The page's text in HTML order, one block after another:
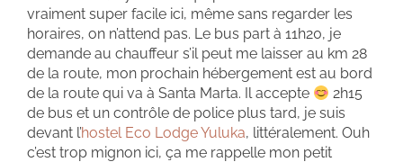
vraiment super facile ici, même sans regarder les
horaires, on n’attend pas. Le bus part à 11h20, je
demande au chauffeur s’il peut me laisser au km 28
de la route, mon prochain hébergement est au bord
de la route qui va à Santa Marta. Il accepte
2h15
de bus et un contrôle de police plus tard, je suis
devant l’hostel Eco Lodge Yuluka, littéralement. Ouh
c’est trop mignon ici, ça me rappelle mon petit